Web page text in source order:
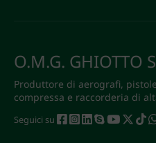
O.M.G. GHIOTTO
Produttore di aerografi,
compressa e raccorderia di
Seguici su